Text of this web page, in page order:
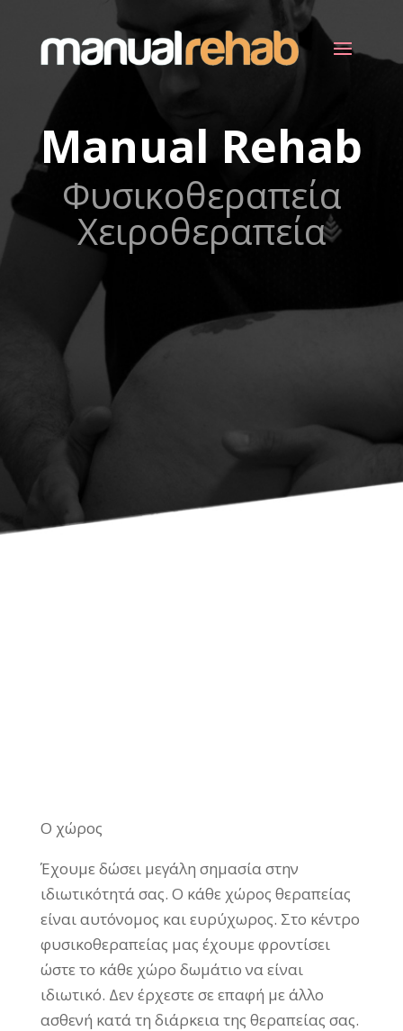
Manual Rehab
Φυσικοθεραπεία
Χειροθεραπεία
Ο χώρος
Έχουμε δώσει μεγάλη σημασία στην
ιδιωτικότητά σας. Ο κάθε χώρος θεραπείας
είναι αυτόνομος και ευρύχωρος. Στο κέντρο
φυσικοθεραπείας μας έχουμε φροντίσει
ώστε το κάθε χώρο δωμάτιο να είναι
ιδιωτικό. Δεν έρχεστε σε επαφή με άλλο
ασθενή κατά τη διάρκεια της θεραπείας σας.